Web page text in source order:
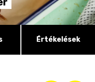
Értékelések